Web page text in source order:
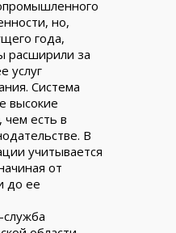
но,
года,
расширили за
услуг
Система
высокие
чем есть в
В
учитывается
от
до ее